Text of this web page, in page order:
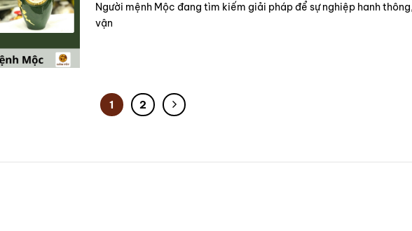
Người mệnh Mộc đang tìm kiếm giải pháp để sự nghiệp hanh
vận
1 2